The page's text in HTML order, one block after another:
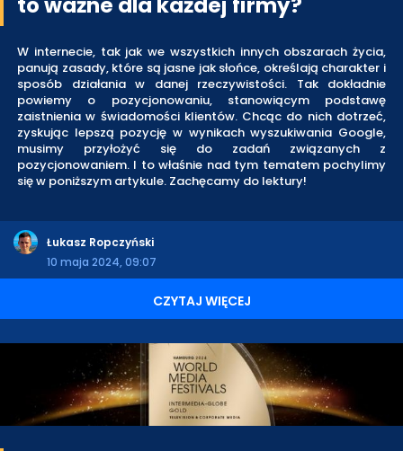
W internecie, tak jak we wszystkich innych obszarach życia,
panują zasady, które są jasne jak słońce, określają charakter i
sposób działania w danej rzeczywistości. Tak dokładnie
powiemy o pozycjonowaniu, stanowiącym podstawę
zaistnienia w świadomości klientów. Chcąc do nich dotrzeć,
zyskując lepszą pozycję w wynikach wyszukiwania Google,
musimy przyłożyć się do zadań związanych z
pozycjonowaniem. I to właśnie nad tym tematem pochylimy
się w poniższym artykule. Zachęcamy do lektury!
Łukasz Ropczyński
10 maja 2024, 09:07
CZYTAJ WIĘCEJ